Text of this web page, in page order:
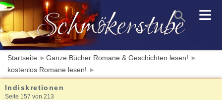
Startseite ► Ganze Bücher Romane & Geschichten lesen! ►
kostenlos Romane lesen! ►
Indiskretionen
Seite 157 von 213
≡